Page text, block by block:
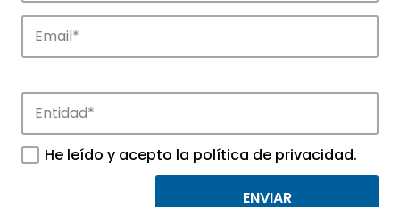
Noticias
APTE y sus parques científicos y
tecnológicos.
He leído y acepto la política de privacidad.